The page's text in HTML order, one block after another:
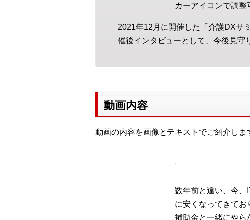
カーアイコンで調整
2021年12月に開催した「介護DXサ
催後インタビューとして、今後見守
動画内容
動画の内容を画像とテキストでご紹介しま
数年前と違い、今、
に安くなってきてお
補助金と一緒にやら